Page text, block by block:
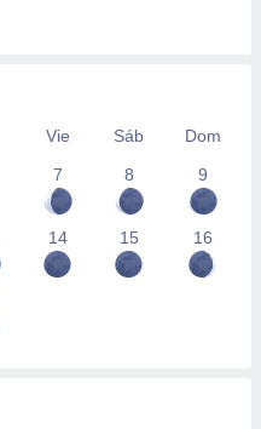
Vie Sáb
Dom
7
8 9
14 15 16